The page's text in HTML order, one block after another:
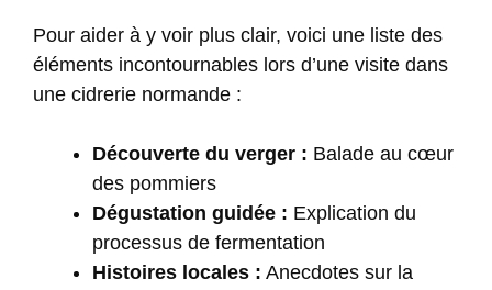
Pour aider à y voir plus clair, voici une liste des
éléments incontournables lors d’une visite dans
une cidrerie normande :
Découverte du verger : Balade au cœur
des pommiers
Dégustation guidée : Explication du
processus de fermentation
Histoires locales : Anecdotes sur la